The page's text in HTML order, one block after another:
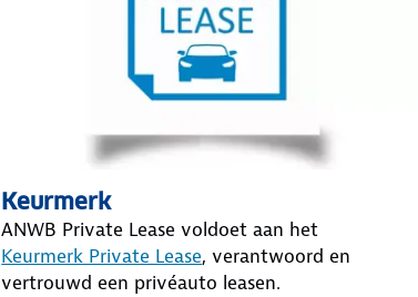
Keurmerk
ANWB Private Lease voldoet aan het
Keurmerk Private Lease, verantwoord en
vertrouwd een privéauto leasen.